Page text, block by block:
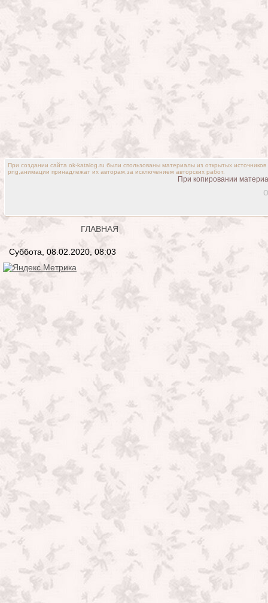
При создании сайта ok-katalog.ru были спользованы материалы из открытых
png,анимации принадлежат их авторам,за исключением авторских работ.
При копировании
ГЛАВНАЯ
Суббота, 08.02.2020, 08:03